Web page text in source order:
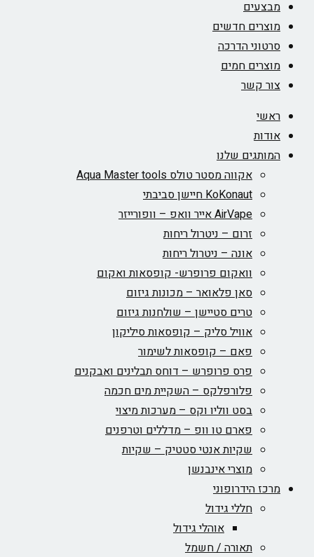
מבצעים
מוצרים חדשים
סרטוני הדרכה
מוצרים חמים
צור קשר
ראשי
אודות
המותגים שלנו
אקווה מסטר טולס Aqua Master tools
KoKonaut חיישן סביבתי
AirVape אייר וואפ – וופורייזר
זרום – ניטרול ריחות
אונה – ניטרול ריחות
וואקום פרופרש- קופסאות ואקום
סאן פלאואר – מכונות גיזום
טרים סטיישן – שולחנות גיזום
אוויל סליק – קופסאות סיליקון
פאם – קופסאות לשימור
פרס פרופרש – דוחס תבלינים ואבקנים
פלורפלקס – השקיית מים חכמה
בסט ווליו וקס – מערכות מיצוי
פארם טו וופ – מדללים וטרפנים
שקיות אנטי סטטיק – שקיות
מוצרי אינבנשן
מרכז הידרופוני
חללי גידול
אוהלי גידול
תאורה / חשמל